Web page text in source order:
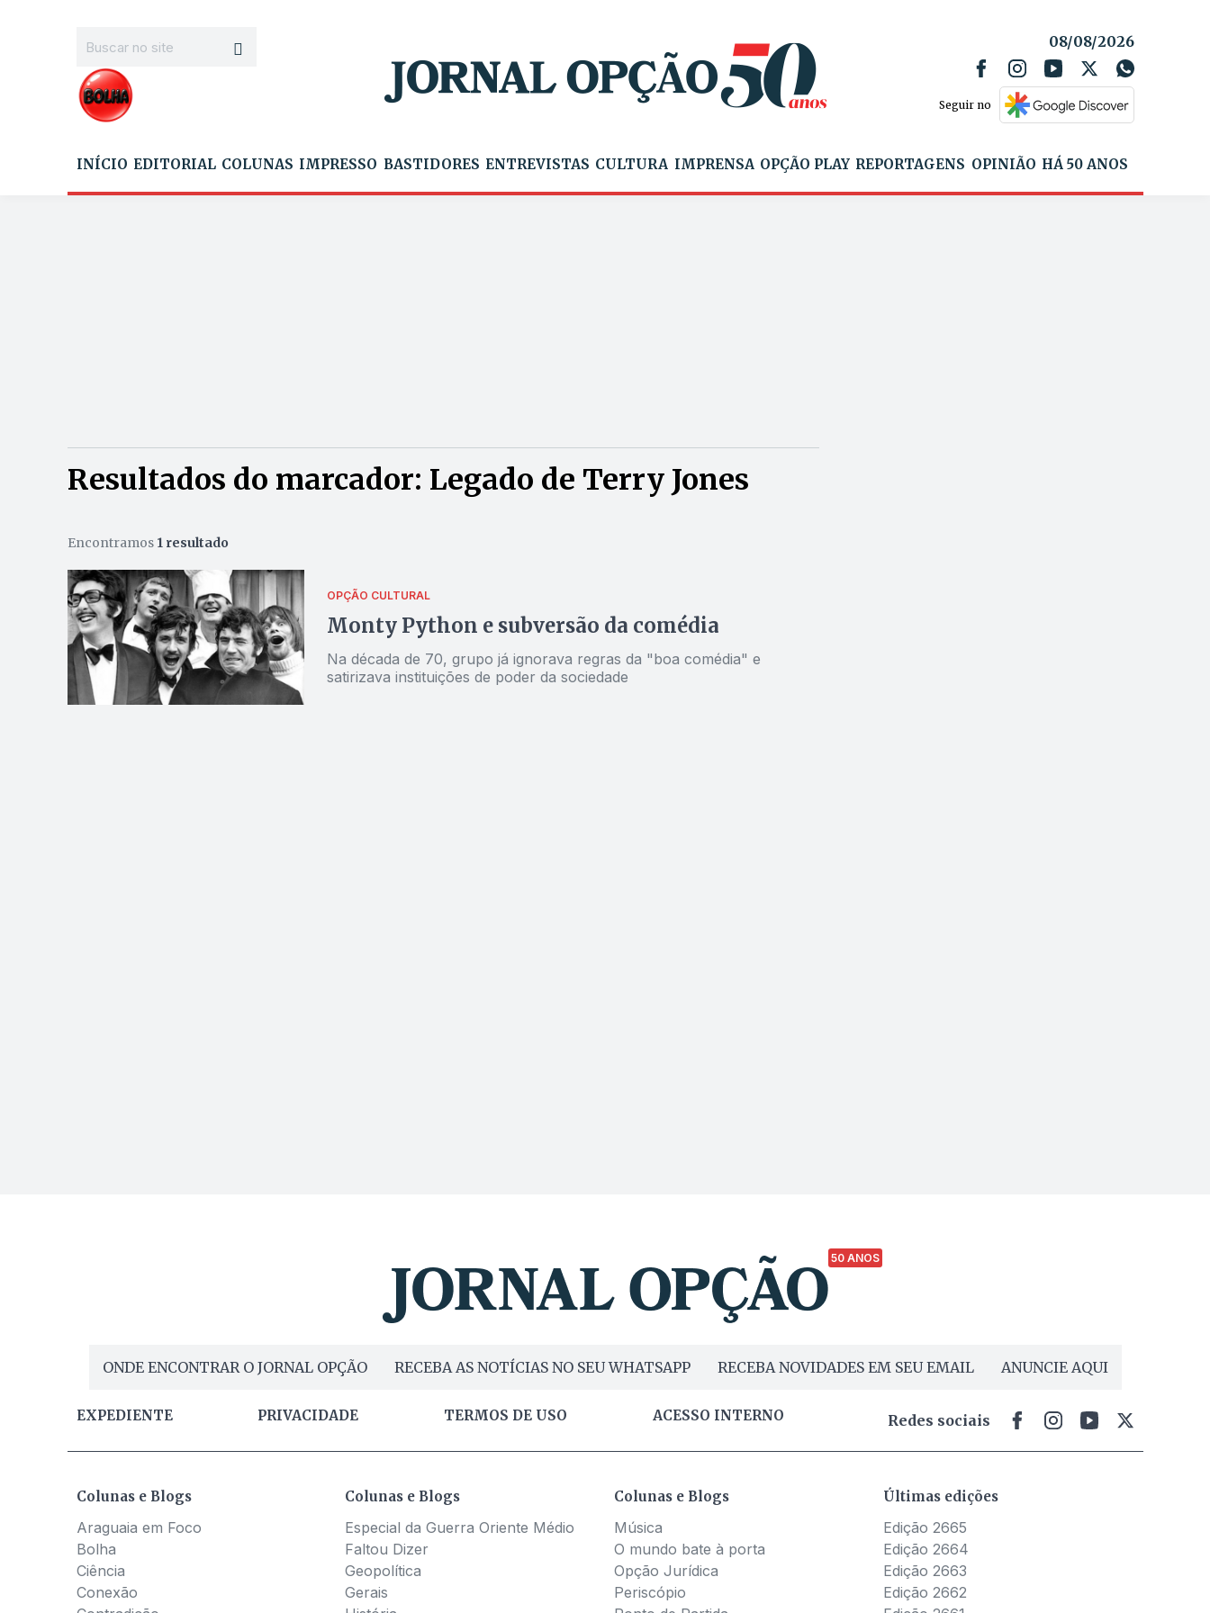
08/08/2026
Seguir no
INÍCIO EDITORIAL COLUNAS IMPRESSO BASTIDORES ENTREVISTAS CULTURA IMPRENSA OPÇÃO PLAY REPORTAGENS OPINIÃO HÁ 50 ANOS
Resultados do marcador: Legado de Terry Jones
Encontramos 1 resultado
OPÇÃO CULTURAL
Monty Python e subversão da comédia
Na década de 70, grupo já ignorava regras da "boa comédia" e
satirizava instituições de poder da sociedade
50 ANOS
ONDE ENCONTRAR O JORNAL OPÇÃO RECEBA AS NOTÍCIAS NO SEU WHATSAPP RECEBA NOVIDADES EM SEU EMAIL ANUNCIE AQUI
EXPEDIENTE PRIVACIDADE TERMOS DE USO ACESSO INTERNO Redes sociais
Colunas e Blogs
Araguaia em Foco
Bolha
Ciência
Conexão
Colunas e Blogs
Especial da Guerra Oriente Médio
Faltou Dizer
Geopolítica
Gerais
Colunas e Blogs
Música
O mundo bate à porta
Opção Jurídica
Periscópio
Últimas edições
Edição 2665
Edição 2664
Edição 2663
Edição 2662